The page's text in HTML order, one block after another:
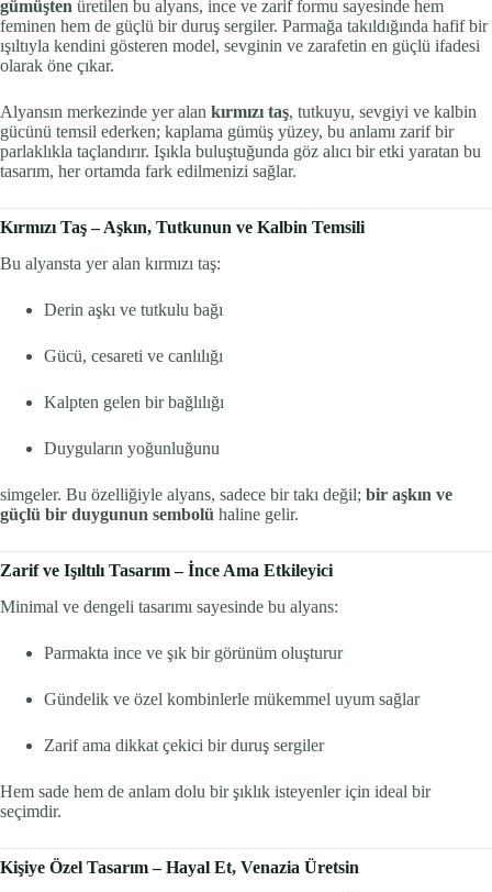
gümüşten üretilen bu alyans, ince ve zarif formu sayesinde hem
feminen hem de güçlü bir duruş sergiler. Parmağa takıldığında hafif bir
ışıltıyla kendini gösteren model, sevginin ve zarafetin en güçlü ifadesi
olarak öne çıkar.
Alyansın merkezinde yer alan kırmızı taş, tutkuyu, sevgiyi ve kalbin
gücünü temsil ederken; kaplama gümüş yüzey, bu anlamı zarif bir
parlaklıkla taçlandırır. Işıkla buluştuğunda göz alıcı bir etki yaratan bu
tasarım, her ortamda fark edilmenizi sağlar.
Kırmızı Taş – Aşkın, Tutkunun ve Kalbin Temsili
Bu alyansta yer alan kırmızı taş:
Derin aşkı ve tutkulu bağı
Gücü, cesareti ve canlılığı
Kalpten gelen bir bağlılığı
Duyguların yoğunluğunu
simgeler. Bu özelliğiyle alyans, sadece bir takı değil; bir aşkın ve
güçlü bir duygunun sembolü haline gelir.
Zarif ve Işıltılı Tasarım – İnce Ama Etkileyici
Minimal ve dengeli tasarımı sayesinde bu alyans:
Parmakta ince ve şık bir görünüm oluşturur
Gündelik ve özel kombinlerle mükemmel uyum sağlar
Zarif ama dikkat çekici bir duruş sergiler
Hem sade hem de anlam dolu bir şıklık isteyenler için ideal bir
seçimdir.
Kişiye Özel Tasarım – Hayal Et, Venazia Üretsin